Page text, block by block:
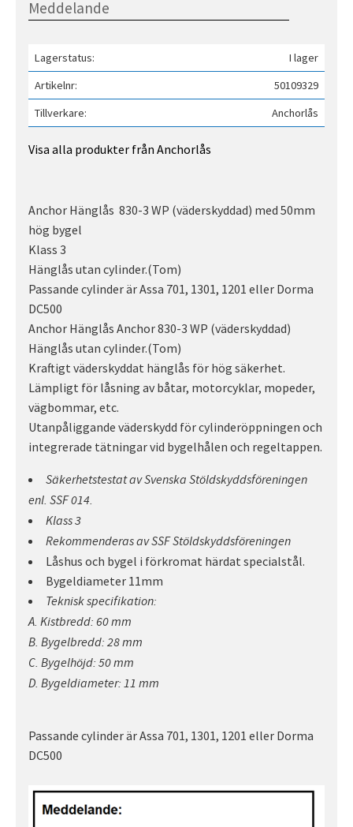
Lagerstatus
I lager
Artikelnr
50109329
Tillverkare
Anchorlås
Visa alla produkter från Anchorlås
Anchor Hänglås 830-3 WP (väderskyddad) med 50mm
hög bygel
Klass 3
Hänglås utan cylinder.(Tom)
Passande cylinder är Assa 701, 1301, 1201 eller Dorma
DC500
Anchor Hänglås Anchor 830-3 WP (väderskyddad)
Hänglås utan cylinder.(Tom)
Kraftigt väderskyddat hänglås för hög säkerhet.
Lämpligt för låsning av båtar, motorcyklar, mopeder,
vägbommar, etc.
Utanpåliggande väderskydd för cylinderöppningen och
integrerade tätningar vid bygelhålen och regeltappen.
Säkerhetstestat av Svenska Stöldskyddsföreningen
enl. SSF 014.
Klass 3
Rekommenderas av SSF Stöldskyddsföreningen
Låshus och bygel i förkromat härdat specialstål.
Bygeldiameter 11mm
Teknisk specifikation:
A. Kistbredd: 60 mm
B. Bygelbredd: 28 mm
C. Bygelhöjd: 50 mm
D. Bygeldiameter: 11 mm
Passande cylinder är Assa 701, 1301, 1201 eller Dorma
DC500